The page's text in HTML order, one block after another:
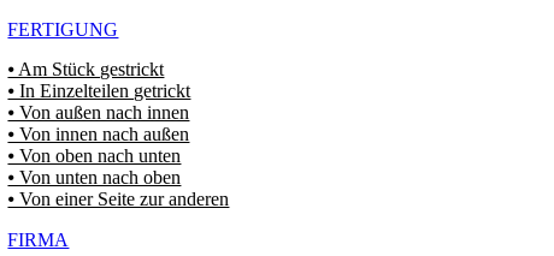
FERTIGUNG
⦁ Am Stück gestrickt
⦁ In Einzelteilen getrickt
⦁ Von außen nach innen
⦁ Von innen nach außen
⦁ Von oben nach unten
⦁ Von unten nach oben
⦁ Von einer Seite zur anderen
FIRMA